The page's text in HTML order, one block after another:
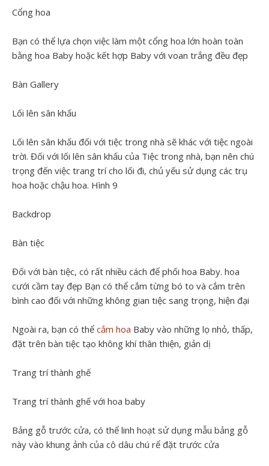
Cổng hoa
Bạn có thể lựa chọn việc làm một cổng hoa lớn hoàn toàn
bằng hoa Baby hoặc kết hợp Baby với voan trắng đều đẹp
Bàn Gallery
Lối lên sân khấu
Lối lên sân khấu đối với tiệc trong nhà sẽ khác với tiệc ngoài
trời. Đối với lối lên sân khấu của Tiệc trong nhà, bạn nên chú
trọng đến việc trang trí cho lối đi, chủ yếu sử dụng các trụ
hoa hoặc chậu hoa. Hình 9
Backdrop
Bàn tiệc
Đối với bàn tiệc, có rất nhiều cách để phối hoa Baby. hoa
cưới cầm tay đẹp Bạn có thể cắm từng bó to và cắm trên
bình cao đối với những không gian tiệc sang trọng, hiện đại
Ngoài ra, bạn có thể cắm hoa Baby vào những lọ nhỏ, thấp,
đặt trên bàn tiệc tạo không khí thân thiện, giản dị
Trang trí thành ghế
Trang trí thành ghế với hoa baby
Bảng gỗ trước cửa, có thể linh hoạt sử dụng mẫu bảng gỗ
này vào khung ảnh của cô dâu chú rể đặt trước cửa